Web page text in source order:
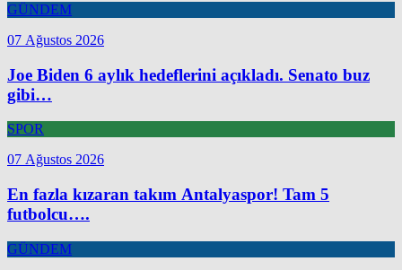
GÜNDEM
07 Ağustos 2026
Joe Biden 6 aylık hedeflerini açıkladı. Senato buz
gibi…
SPOR
07 Ağustos 2026
En fazla kızaran takım Antalyaspor! Tam 5
futbolcu….
GÜNDEM